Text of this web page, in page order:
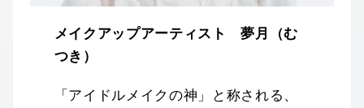
メイクアップアーティスト 夢月（む
つき）
「アイドルメイクの神」と称される、